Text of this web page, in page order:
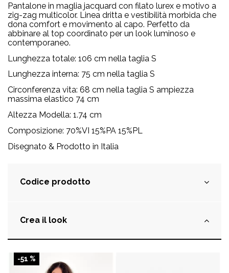
Pantalone in maglia jacquard con filato lurex e motivo a
zig-zag multicolor. Linea dritta e vestibilità morbida che
dona comfort e movimento al capo. Perfetto da
abbinare al top coordinato per un look luminoso e
contemporaneo.
Lunghezza totale: 106 cm nella taglia S
Lunghezza interna: 75 cm nella taglia S
Circonferenza vita: 68 cm nella taglia S ampiezza
massima elastico 74 cm
Altezza Modella: 1.74 cm
Composizione: 70%VI 15%PA 15%PL
Disegnato & Prodotto in Italia
Codice prodotto
Crea il look
-51 %